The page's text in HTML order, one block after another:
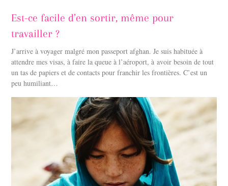
Est-ce facile d’en sortir, même pour
travailler ?
J’arrive à voyager malgré mon passeport afghan. Je suis habituée à
attendre mes visas, à faire la queue à l’aéroport, à avoir besoin de tout
un tas de papiers et de contacts pour franchir les frontières. C’est un
peu humiliant…